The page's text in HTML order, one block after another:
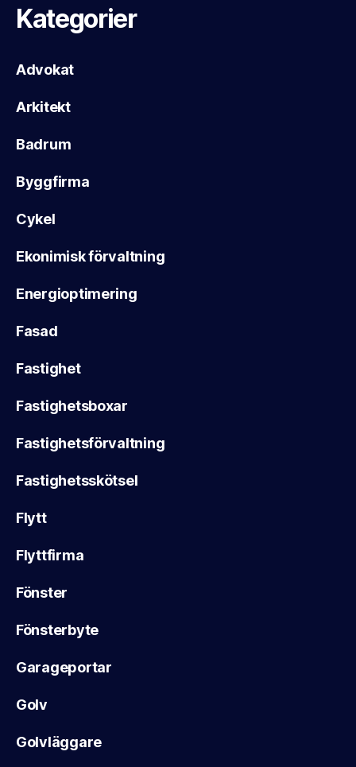
Kategorier
Advokat
Arkitekt
Badrum
Byggfirma
Cykel
Ekonimisk förvaltning
Energioptimering
Fasad
Fastighet
Fastighetsboxar
Fastighetsförvaltning
Fastighetsskötsel
Flytt
Flyttfirma
Fönster
Fönsterbyte
Garageportar
Golv
Golvläggare